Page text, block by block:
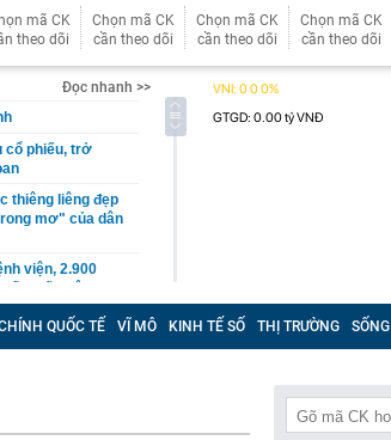
mã CK
theo dõi
Chọn mã CK
cần theo dõi
Chọn mã CK
cần theo dõi
Chọn mã CK
cần theo dõi
Đọc nhanh >>
cổ phiếu, trở
thiêng liêng đẹp
mơ" của dân
viện, 2.900
mốc 1.885 điểm
QUỐC TẾ VĨ MÔ KINH TẾ SỐ THỊ TRƯỜNG SỐNG